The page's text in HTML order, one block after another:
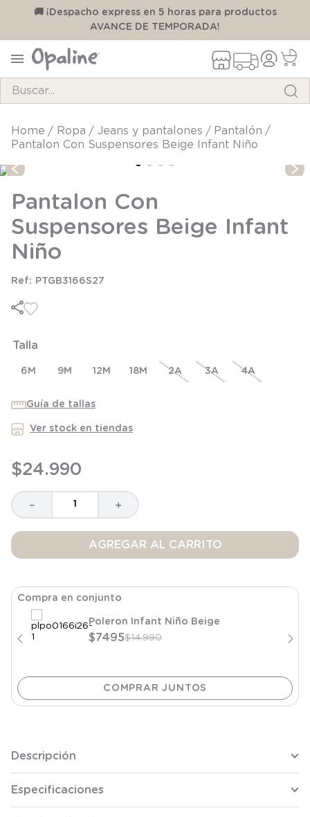
🚚 ¡Despacho express en 5 horas para productos
AVANCE DE TEMPORADA!
ropa jeans y pantalones
pantalón
Pantalon Con Suspensores Beige Infant Niño
Pantalon Con
Suspensores Beige Infant
Niño
PTGB3166S27
Talla
6M 9M 12M 18M 2A 3A 4A
Guía de tallas
Ver stock en tiendas
$24.990
＋
－
AGREGAR AL CARRITO
Compra en conjunto
Poleron Infant Niño Beige
$7495$14.990
Descripción
Especificaciones
TÉRMINOS MÁS BUSCADOS
3.
zapatillas
4
body
.
panty
6
manta
9.
10. zapatillas niño